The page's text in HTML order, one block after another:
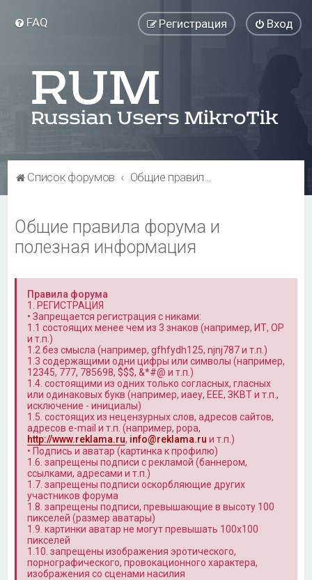
FAQ Вход
Регистрация
Список форумов Общие правила форума и полезная информация
Общие правила форума и
полезная информация
Правила форума
1. РЕГИСТРАЦИЯ
• Запрещается регистрация с никами:
1.1 состоящих менее чем из 3 знаков (например, ИТ, OP
и т.п.)
1.2 без смысла (например, gfhfydh125, njnj787 и т.п.)
1.3 содержащими одни цифры или символы (например,
12345, 777, 785698, $$$, &*#@ и т.п.)
1.4. состоящими из одних только согласных, гласных
или одинаковых букв (например, иаеу, ЕЕЕ, ЗКВТ и т.п.,
исключение - инициалы)
1.5. состоящих из нецензурных слов, адресов сайтов,
адресов e-mail и т.п. (например, popa,
http://www.reklama.ru, info@reklama.ru и т.п.)
• Подпись и аватар (картинка к профилю)
1.6. запрещены подписи с рекламой (баннером,
ссылками, адресами и т.п.)
1.7. запрещены подписи оскорбляющие других
участников форума
1.8. запрещены подписи, превышающие в высоту 100
пикселей (размер аватары)
1.9. картинки аватар не могут превышать 100x100
пикселей
1.10. запрещены изображения эротического,
порнографического, провокационного характера,
изображения со сценами насилия